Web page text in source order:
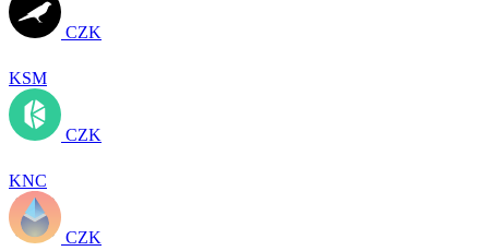
CZK
KSM
CZK
KNC
CZK